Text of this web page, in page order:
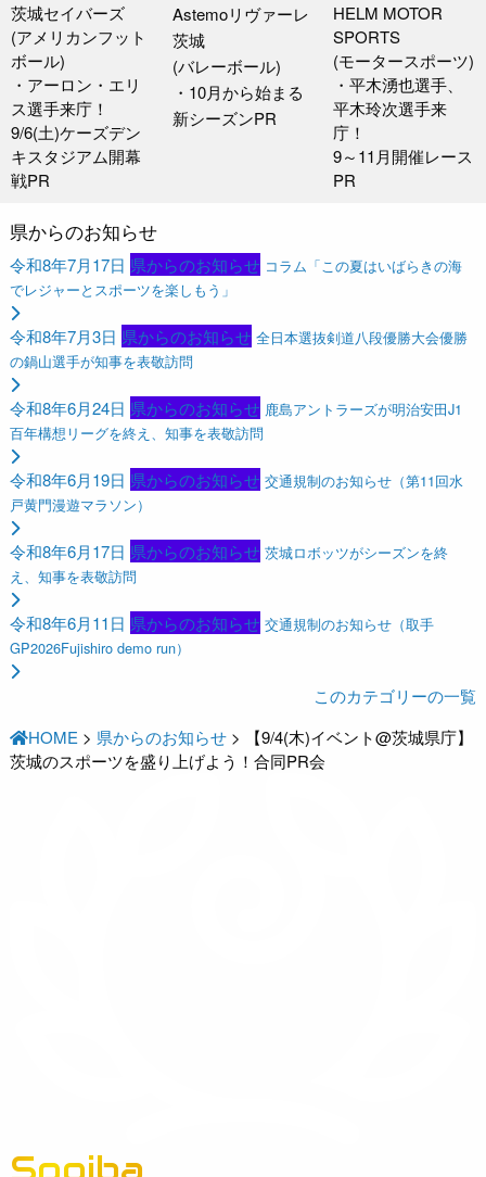
茨城セイバーズ
(アメリカンフット
ボール)
・アーロン・エリ
ス選手来庁！
9/6(土)ケーズデン
キスタジアム開幕
戦PR
Astemoリヴァーレ
茨城
(バレーボール)
・10月から始まる
新シーズンPR
HELM MOTOR
SPORTS
(モータースポーツ)
・平木湧也選手、
平木玲次選手来
庁！
9～11月開催レース
PR
県からのお知らせ
令和8年7月17日 県からのお知らせ コラム「この夏はいばらきの海
でレジャーとスポーツを楽しもう」
令和8年7月3日 県からのお知らせ 全日本選抜剣道八段優勝大会優勝
の鍋山選手が知事を表敬訪問
令和8年6月24日 県からのお知らせ 鹿島アントラーズが明治安田J1
百年構想リーグを終え、知事を表敬訪問
令和8年6月19日 県からのお知らせ 交通規制のお知らせ（第11回水
戸黄門漫遊マラソン）
令和8年6月17日 県からのお知らせ 茨城ロボッツがシーズンを終
え、知事を表敬訪問
令和8年6月11日 県からのお知らせ 交通規制のお知らせ（取手
GP2026Fujishiro demo run）
このカテゴリーの一覧
HOME > 県からのお知らせ >
【9/4(木)イベント@茨城県庁】
茨城のスポーツを盛り上げよう！合同PR会